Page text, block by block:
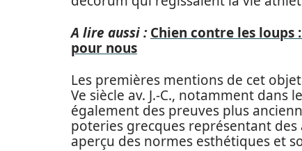
A lire aussi : Chien contre les
pour nous
Les premières mentions de cet
Ve siècle av. J.-C., notamment dans
également des preuves plus
poteries grecques représentant
aperçu des normes esthétiques et